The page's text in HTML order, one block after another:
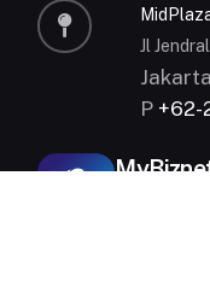
Jl
P +62-